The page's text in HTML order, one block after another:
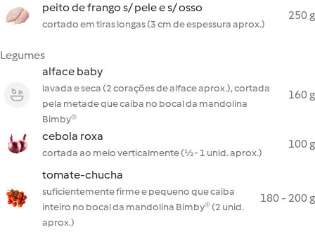
peito de frango s/ pele e s/ osso
cortado em tiras longas (3 cm de espessura aprox.)
250 g
Legumes
alface baby
lavada e seca (2 corações de alface aprox.), cortada
pela metade que caiba no bocal da mandolina
Bimby®
160 g
cebola roxa
cortada ao meio verticalmente (½- 1 unid. aprox.)
100 g
tomate-chucha
suficientemente firme e pequeno que caiba
inteiro no bocal da mandolina Bimby® (2 unid.
aprox.)
180 - 200 g